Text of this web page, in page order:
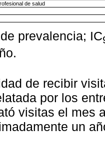
de salud
prevalencia; IC
de recibir
por los
visitas el mes
un